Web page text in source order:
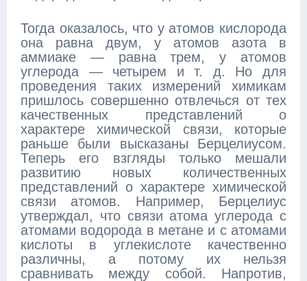
Тогда оказалось, что у атомов кислорода
она равна двум, у атомов азота в
аммиаке — равна трем, у атомов
углерода — четырем и т. д. Но для
проведения таких измерений химикам
пришлось совершенно отвлечься от тех
качественных представлений о
характере химической связи, которые
раньше были высказаны Берцелиусом.
Теперь его взгляды только мешали
развитию новых количественных
представлений о характере химической
связи атомов. Например, Берцелиус
утверждал, что связи атома углерода с
атомами водорода в метане и с атомами
кислоты в углекислоте качественно
различны, а потому их нельзя
сравнивать между собой. Напротив,